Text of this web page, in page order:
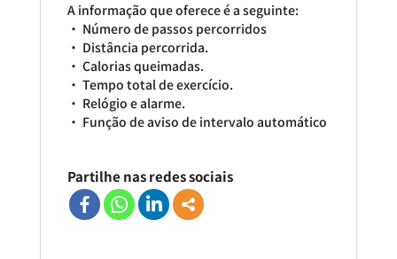
A informação que oferece é a seguinte:
• Número de passos percorridos
• Distância percorrida.
• Calorias queimadas.
• Tempo total de exercício.
• Relógio e alarme.
• Função de aviso de intervalo automático
Partilhe nas redes sociais